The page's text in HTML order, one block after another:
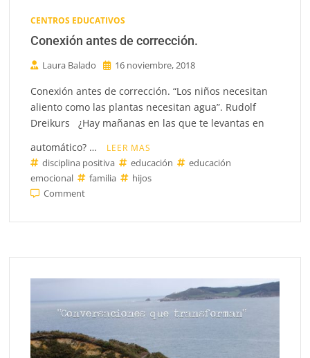
CENTROS EDUCATIVOS
Conexión antes de corrección.
Laura Balado 16 noviembre, 2018
Conexión antes de corrección. “Los niños necesitan
aliento como las plantas necesitan agua”. Rudolf
Dreikurs ¿Hay mañanas en las que te levantas en
automático? …
LEER MAS
disciplina positiva educación
educación
emocional
familia
hijos
Commenton
antes